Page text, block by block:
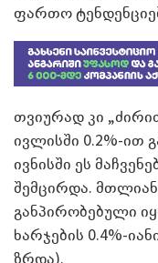
ფართო
თვიურად კი
ივლისში 0.2%-ით
ივნისში ეს
შემცირდა.
განპირობებული
ხარჯების 0.4%-
ზრდა).